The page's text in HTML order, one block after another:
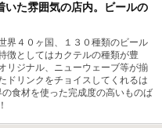
いた雰囲気の店内。ビールの
界４０ヶ国、１３０種類のビール
徴としてはカクテルの種類が豊
リジナル、ニューウェーブ等が揃
ドリンクをチョイスしてくれるは
食材を使った完成度の高いものば